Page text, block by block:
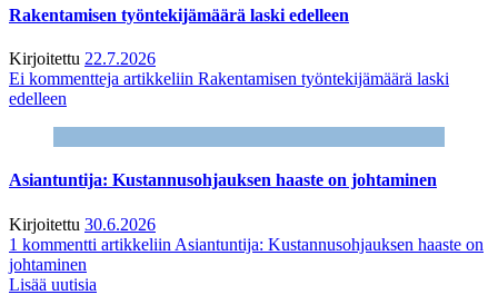
Rakentamisen työntekijämäärä laski edelleen
Kirjoitettu 22.7.2026
Ei kommentteja artikkeliin Rakentamisen työntekijämäärä laski
edelleen
Asiantuntija: Kustannusohjauksen haaste on johtaminen
Kirjoitettu 30.6.2026
1 kommentti artikkeliin Asiantuntija: Kustannusohjauksen haaste on
johtaminen
Lisää uutisia